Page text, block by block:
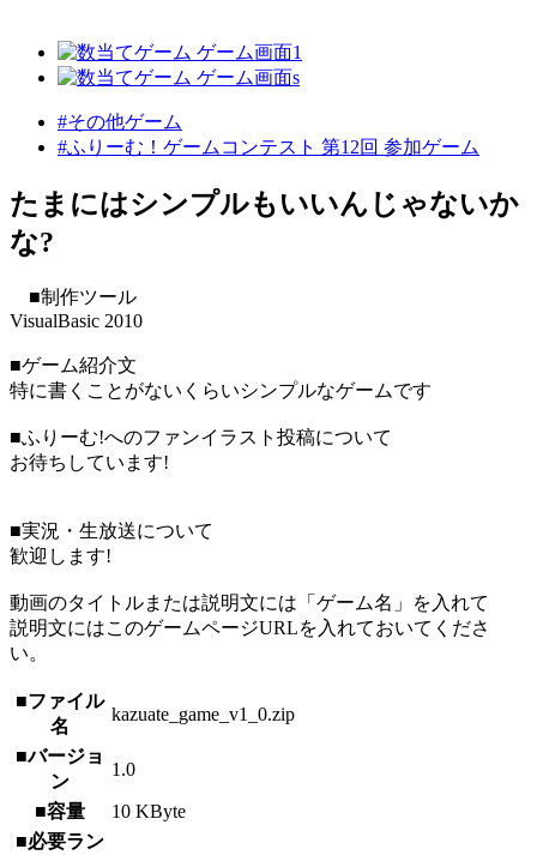
#その他ゲーム
#ふりーむ！ゲームコンテスト 第12回 参加ゲーム
たまにはシンプルもいいんじゃないか
な?
■制作ツール
VisualBasic 2010
■ゲーム紹介文
特に書くことがないくらいシンプルなゲームです
■ふりーむ!へのファンイラスト投稿について
お待ちしています!
■実況・生放送について
歓迎します!
動画のタイトルまたは説明文には「ゲーム名」を入れて
説明文にはこのゲームページURLを入れておいてくださ
い。
■ファイル
名
kazuate_game_v1_0.zip
■バージョ
ン
1.0
■容量
10 KByte
■必要ラン